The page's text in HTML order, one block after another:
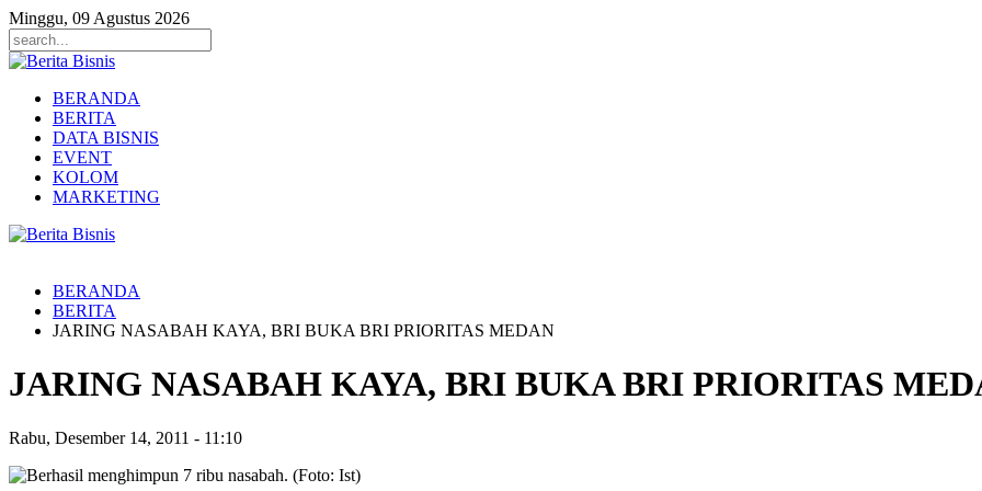
Minggu, 09 Agustus 2026
BERANDA
BERITA
DATA BISNIS
EVENT
KOLOM
MARKETING
BERANDA
BERITA
JARING NASABAH KAYA, BRI BUKA BRI PRIORITAS MEDAN
JARING NASABAH KAYA, BRI BUKA BRI PRIORITAS
Rabu, Desember 14, 2011 - 11:10